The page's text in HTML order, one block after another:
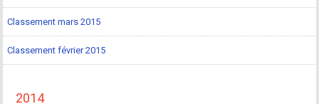
Classement mars 2015
Classement février 2015
2014